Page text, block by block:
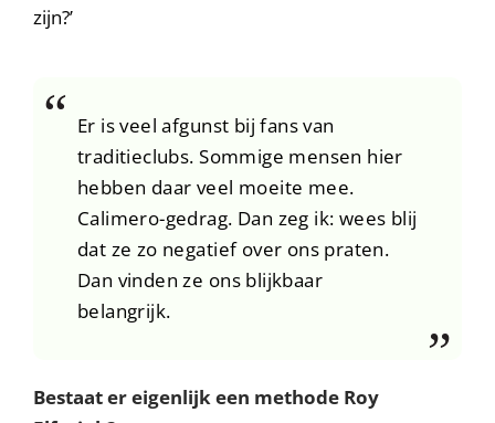
zijn?’
Er is veel afgunst bij fans van
traditieclubs. Sommige mensen hier
hebben daar veel moeite mee.
Calimero-gedrag. Dan zeg ik: wees blij
dat ze zo negatief over ons praten.
Dan vinden ze ons blijkbaar
belangrijk.
Bestaat er eigenlijk een methode Roy